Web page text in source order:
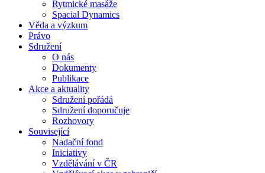
Rytmické masáže
Spacial Dynamics
Věda a výzkum
Právo
Sdružení
O nás
Dokumenty
Publikace
Akce a aktuality
Sdružení pořádá
Sdružení doporučuje
Rozhovory
Související
Nadační fond
Iniciativy
Vzdělávání v ČR